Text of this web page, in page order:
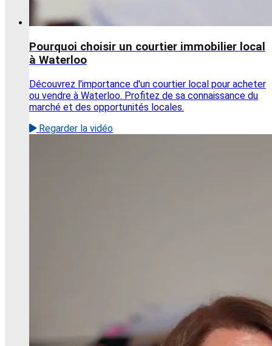
Pourquoi choisir un courtier immobilier local
à Waterloo
Découvrez l'importance d'un courtier local pour acheter
ou vendre à Waterloo. Profitez de sa connaissance du
marché et des opportunités locales.
Regarder la vidéo